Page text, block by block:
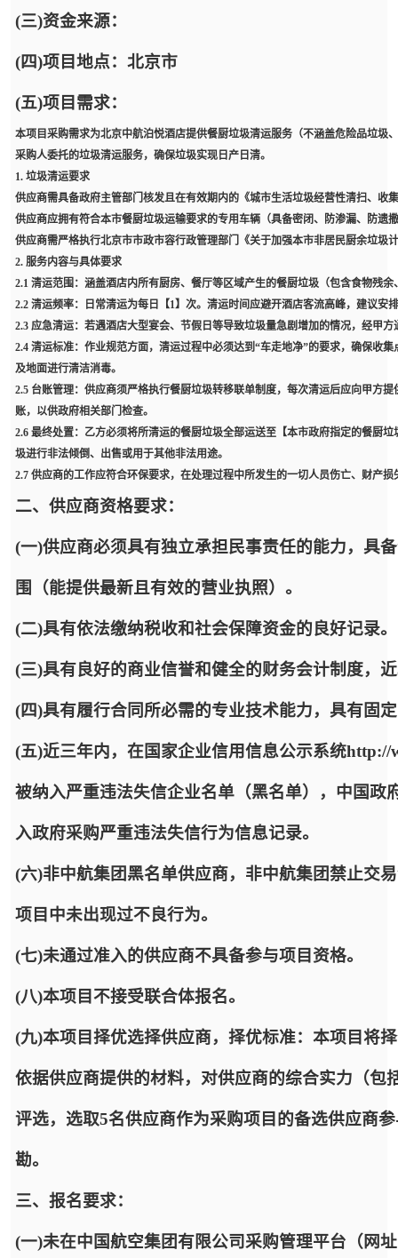
(三)资金来源：
(四)项目地点：北京市
(五)项目需求：
本项目采购需求为北京中航泊悦酒店提供餐厨垃圾清运服务（不涵盖危险品垃
采购人委托的垃圾清运服务，确保垃圾实现日产日清。
1. 垃圾清运要求
供应商需具备政府主管部门核发且在有效期内的《城市生活垃圾经营性清扫、收
供应商应拥有符合本市餐厨垃圾运输要求的专用车辆（具备密闭、防渗漏、防遗
供应商需严格执行北京市市政市容行政管理部门《关于加强本市非居民厨余垃圾
2. 服务内容与具体要求
2.1 清运范围：涵盖酒店内所有厨房、餐厅等区域产生的餐厨垃圾（包含食物残
2.2 清运频率：日常清运为每日【1】次。清运时间应避开酒店客流高峰，建议安
2.3 应急清运：若遇酒店大型宴会、节假日等导致垃圾量急剧增加的情况，经甲
2.4 清运标准：作业规范方面，清运过程中必须达到“车走地净”的要求，确保收
及地面进行清洁消毒。
2.5 台账管理：供应商须严格执行餐厨垃圾转移联单制度，每次清运后应向甲方
账，以供政府相关部门检查。
2.6 最终处置：乙方必须将所清运的餐厨垃圾全部运送至【本市政府指定的餐厨
圾进行非法倾倒、出售或用于其他非法用途。
2.7 供应商的工作应符合环保要求，在处理过程中所发生的一切人员伤亡、财产
二、供应商资格要求：
(一)供应商必须具有独立承担民事责任的能力，具
围（能提供最新且有效的营业执照）。
(二)具有依法缴纳税收和社会保障资金的良好记录。
(三)具有良好的商业信誉和健全的财务会计制度，
(四)具有履行合同所必需的专业技术能力，具有固
(五)近三年内，在国家企业信用信息公示系统
被纳入严重违法失信企业名单（黑名单），中国政
入政府采购严重违法失信行为信息记录。
(六)非中航集团黑名单供应商，非中航集团禁止交
项目中未出现过不良行为。
(七)未通过准入的供应商不具备参与项目资格。
(八)本项目不接受联合体报名。
(九)本项目择优选择供应商，择优标准：本项目将
依据供应商提供的材料，对供应商的综合实力（
评选，选取5名供应商作为采购项目的备选供应商
勘。
三、报名要求：
(一)未在中国航空集团有限公司采购管理平台（网